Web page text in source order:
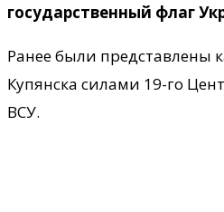
государственный флаг
Ранее были представлены
Купянска силами 19-го
ВСУ.